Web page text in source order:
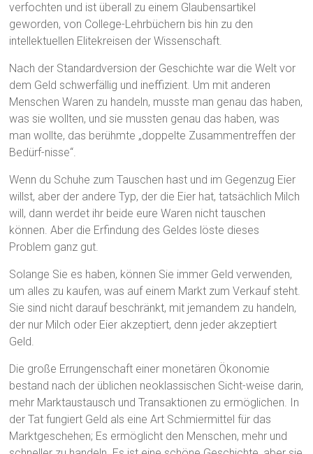
verfochten und ist überall zu einem Glaubensartikel
geworden, von College-Lehrbüchern bis hin zu den
intellektuellen Elitekreisen der Wissenschaft.
Nach der Standardversion der Geschichte war die Welt vor
dem Geld schwerfällig und ineffizient. Um mit anderen
Menschen Waren zu handeln, musste man genau das haben,
was sie wollten, und sie mussten genau das haben, was
man wollte, das berühmte „doppelte Zusammentreffen der
Bedürf-nisse“.
Wenn du Schuhe zum Tauschen hast und im Gegenzug Eier
willst, aber der andere Typ, der die Eier hat, tatsächlich Milch
will, dann werdet ihr beide eure Waren nicht tauschen
können. Aber die Erfindung des Geldes löste dieses
Problem ganz gut.
Solange Sie es haben, können Sie immer Geld verwenden,
um alles zu kaufen, was auf einem Markt zum Verkauf steht.
Sie sind nicht darauf beschränkt, mit jemandem zu handeln,
der nur Milch oder Eier akzeptiert, denn jeder akzeptiert
Geld.
Die große Errungenschaft einer monetären Ökonomie
bestand nach der üblichen neoklassischen Sicht-weise darin,
mehr Marktaustausch und Transaktionen zu ermöglichen. In
der Tat fungiert Geld als eine Art Schmiermittel für das
Marktgeschehen; Es ermöglicht den Menschen, mehr und